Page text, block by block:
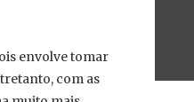
envolve tomar
com as